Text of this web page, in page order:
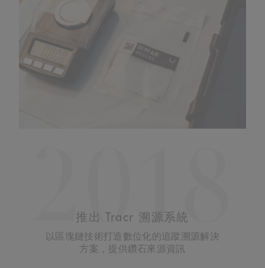
2018
推出 Tracr 溯源系統
以區塊鏈技術打造數位化的追蹤溯源解決
方案，提供鑽石來源資訊
2018
開展「大象遷徙」(Moving
Giants)計劃
透過「大象遷徙」(Moving Giants) 計劃，